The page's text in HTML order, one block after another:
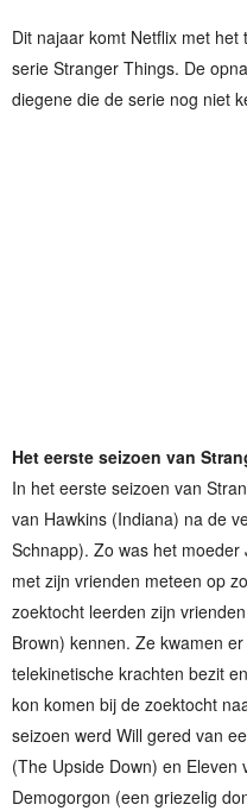
Dit najaar komt Netflix met
serie Stranger Things. De
diegene die de serie nog niet
Het eerste seizoen van
In het eerste seizoen van
van Hawkins (Indiana) na de
Schnapp). Zo was het
met zijn vrienden meteen op
zoektocht leerden zijn
Brown) kennen. Ze kwamen
telekinetische krachten bezit
kon komen bij de zoektocht
seizoen werd Will gered van
(The Upside Down) en
Demogorgon (een griezelig